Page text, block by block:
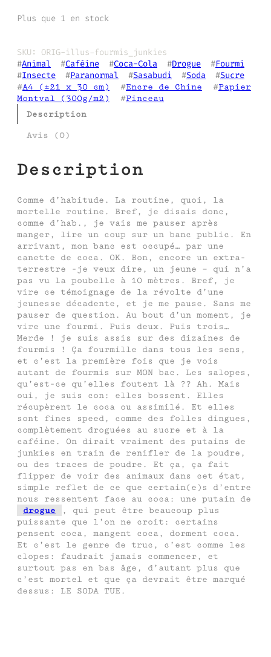
Plus que 1 en stock
SKU:
ORIG-illus-fourmis_junkies
#Animal
  #
Caféine
  #
Coca-Cola
  #
Drogue
  #
Fourmi
#Insecte
  #
Paranormal
  #
Sasabudi
  #
Soda
  #
Sucre
#A4 (±21 x 30 cm)
  #
Encre de Chine
  #
Papier
Montval (300g/m2)
  #
Pinceau
Description
Avis (0)
Description
Comme d’habitude. La routine, quoi, la
mortelle routine. Bref, je disais donc,
comme d’hab., je vais me pauser après
manger, lire un coup sur un banc public. En
arrivant, mon banc est occupé… par une
canette de coca. OK. Bon, encore un extra-
terrestre -je veux dire, un jeune – qui n’a
pas vu la poubelle à 10 mètres. Bref, je
vire ce témoignage de la révolte d’une
jeunesse décadente, et je me pause. Sans me
pauser de question. Au bout d’un moment, je
vire une fourmi. Puis deux. Puis trois…
Merde ! je suis assis sur des dizaines de
fourmis ! Ça fourmille dans tous les sens,
et c’est la première fois que je vois
autant de fourmis sur MON bac. Les salopes,
qu’est-ce qu’elles foutent là ?? Ah. Mais
oui, je suis con: elles bossent. Elles
récupèrent le coca ou assimilé. Et elles
sont fines speed, comme des folles dingues,
complètement droguées au sucre et à la
caféine. On dirait vraiment des putains de
junkies en train de renifler de la poudre,
ou des traces de poudre. Et ça, ça fait
flipper de voir des animaux dans cet état,
simple reflet de ce que certain(e)s d’entre
nous ressentent face au coca: une putain de
drogue
, qui peut être beaucoup plus
puissante que l’on ne croit: certains
pensent coca, mangent coca, dorment coca.
Et c’est le genre de truc, c’est comme les
clopes: faudrait jamais commencer, et
surtout pas en bas âge, d’autant plus que
c’est mortel et que ça devrait être marqué
dessus: LE SODA TUE.